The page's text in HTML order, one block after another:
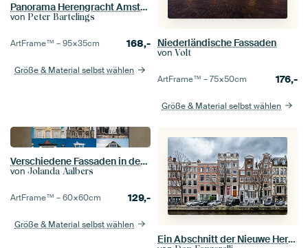
Panorama Herengracht Amsterdam
von Peter Bartelings
ArtFrame™ –95×35cm 168,-
Größe & Material selbst wählen
Niederländische Fassaden
von Volt
ArtFrame™ –75×50cm 176,-
Größe & Material selbst wählen
Verschiedene Fassaden in der Stadt Gouda
von Jolanda Aalbers
ArtFrame™ –60×60cm 129,-
Größe & Material selbst wählen
Ein Abschnitt der Nieuwe Herengracht in Amsterdam.